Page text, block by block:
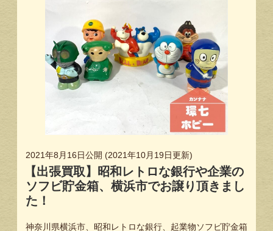
2021年8月16日公開 (2021年10月19日更新)
【出張買取】昭和レトロな銀行や企業の
ソフビ貯金箱、横浜市でお譲り頂きまし
た！
神奈川県横浜市、昭和レトロな銀行、起業物ソフビ貯金箱